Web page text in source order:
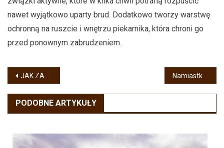
nawet wyjątkowo uparty brud. Dodatkowo tworzy warstwę
ochronną na ruszcie i wnętrzu piekarnika, która chroni go
przed ponownym zabrudzeniem.
Nawigacja
wpisu
JAK ZAMONTOWAĆ PROWADNICE DO SZUFLADY? Namiastka trawnika na balkonie. To możliwe
PODOBNE ARTYKUŁY